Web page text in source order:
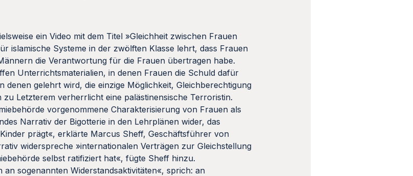
ein Video mit dem Titel »Gleichheit zwischen Frauen
islamische Systeme in der zwölften Klasse lehrt, dass Frauen
die Verantwortung für die Frauen übertragen habe.
Unterrichtsmaterialien, in denen Frauen die Schuld dafür
gelehrt wird, die einzige Möglichkeit, Gleichberechtigung
Letzterem verherrlicht eine palästinensische Terroristin.
vorgenommene Charakterisierung von Frauen als
Narrativ der Bigotterie in den Lehrplänen wider, das
prägt«, erklärte Marcus Sheff, Geschäftsführer von
widerspreche »internationalen Verträgen zur Gleichstellung
selbst ratifiziert hat«, fügte Sheff hinzu.
sogenannten Widerstandsaktivitäten«, sprich: an